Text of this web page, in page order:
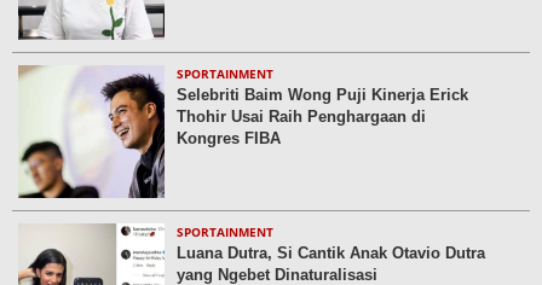
SPORTAINMENT
Selebriti Baim Wong Puji Kinerja Erick
Thohir Usai Raih Penghargaan di
Kongres FIBA
SPORTAINMENT
Luana Dutra, Si Cantik Anak Otavio Dutra
yang Ngebet Dinaturalisasi